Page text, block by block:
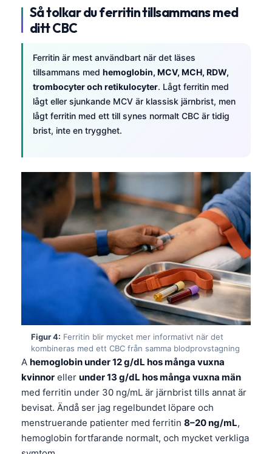
Så tolkar du ferritin tillsammans med
ditt CBC
Ferritin är mest användbart när det läses
tillsammans med hemoglobin, MCV, MCH, RDW,
trombocyter och retikulocyter. Lågt ferritin med
lågt eller sjunkande MCV är klassisk järnbrist, men
lågt ferritin med ett till synes normalt CBC är tidig
brist, inte en trygghet.
Figur 4: Ferritin blir mycket mer informativt när det
kombineras med ett CBC från samma blodprovstagning
A hemoglobin under 12 g/dL hos många vuxna
kvinnor eller under 13 g/dL hos många vuxna män
med ferritin under 30 ng/mL är järnbrist tills annat är
bevisat. Ändå ser jag regelbundet löpare och
menstruerande patienter med ferritin 8–20 ng/mL,
hemoglobin fortfarande normalt, och mycket verkliga